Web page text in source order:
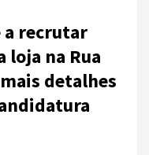
a recrutar
loja na Rua
detalhes